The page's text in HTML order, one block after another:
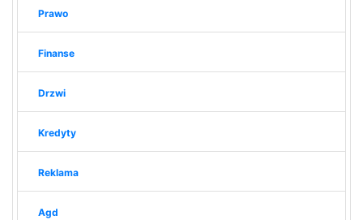
Prawo
Finanse
Drzwi
Kredyty
Reklama
Agd